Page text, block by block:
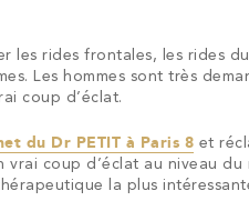
les rides frontales, les rides
Les hommes sont très
coup d’éclat.
du Dr PETIT à Paris 8 et
vrai coup d’éclat au niveau
la plus
Génioplastie
mammairemammaire
seins
plastie
abdominale
Bodylifts
supérieur
des
bras
grandes
lèvres
du
Cernes
creux
Nez